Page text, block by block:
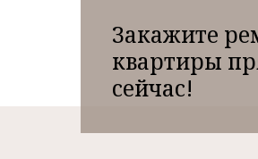
Закажите
квартиры
сейчас!